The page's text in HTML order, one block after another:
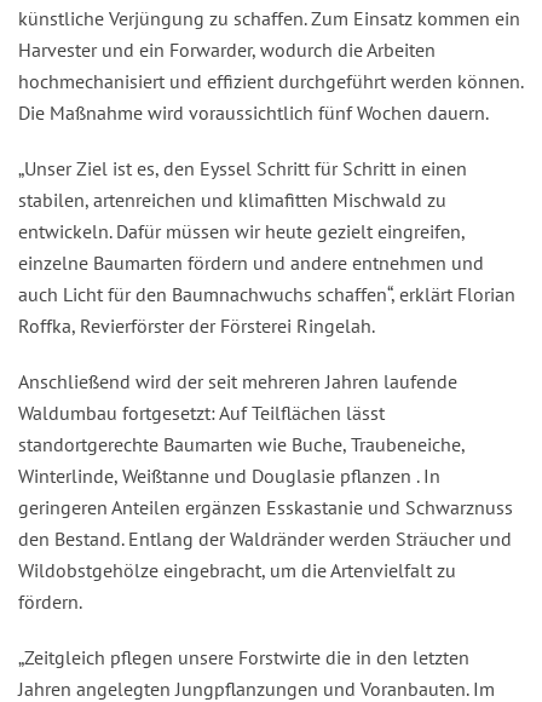
künstliche Verjüngung zu schaffen. Zum Einsatz kommen ein
Harvester und ein Forwarder, wodurch die Arbeiten
hochmechanisiert und effizient durchgeführt werden können.
Die Maßnahme wird voraussichtlich fünf Wochen dauern.
„Unser Ziel ist es, den Eyssel Schritt für Schritt in einen
stabilen, artenreichen und klimafitten Mischwald zu
entwickeln. Dafür müssen wir heute gezielt eingreifen,
einzelne Baumarten fördern und andere entnehmen und
auch Licht für den Baumnachwuchs schaffen“, erklärt Florian
Roffka, Revierförster der Försterei Ringelah.
Anschließend wird der seit mehreren Jahren laufende
Waldumbau fortgesetzt: Auf Teilflächen lässt
standortgerechte Baumarten wie Buche, Traubeneiche,
Winterlinde, Weißtanne und Douglasie pflanzen . In
geringeren Anteilen ergänzen Esskastanie und Schwarznuss
den Bestand. Entlang der Waldränder werden Sträucher und
Wildobstgehölze eingebracht, um die Artenvielfalt zu
fördern.
„Zeitgleich pflegen unsere Forstwirte die in den letzten
Jahren angelegten Jungpflanzungen und Voranbauten. Im